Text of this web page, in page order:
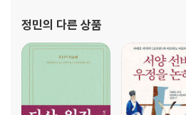
바위 하나에도 문화가 숨 쉰다 ― 사인암
옛 기록 속 ‘한반도 형상’ 담론의 변천사 ―
나비의 날갯짓이 일으킨 파장 ― 남계우의
정민의 다른 상품